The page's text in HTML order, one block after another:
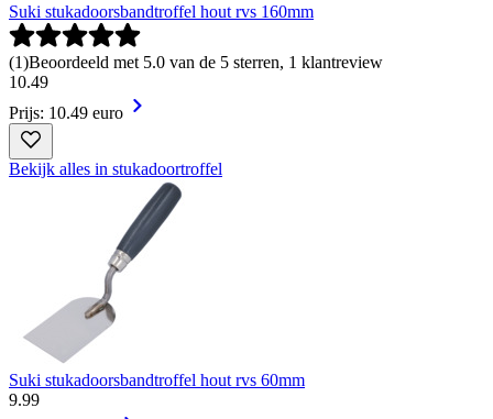
Suki stukadoorsbandtroffel hout rvs 160mm
(1)Beoordeeld met 5.0 van de 5 sterren, 1 klantreview
10.49
Prijs: 10.49 euro
Bekijk alles in stukadoortroffel
Suki stukadoorsbandtroffel hout rvs 60mm
9.99